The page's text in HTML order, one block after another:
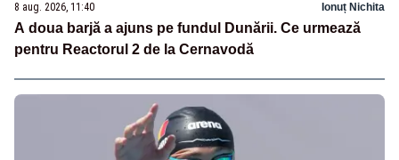
8 aug. 2026, 11:40 Ionuț Nichita
A doua barjă a ajuns pe fundul Dunării. Ce urmează
pentru Reactorul 2 de la Cernavodă